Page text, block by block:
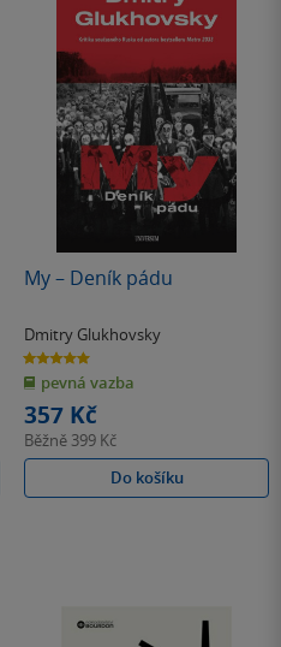
My – Deník pádu
Dmitry Glukhovsky
5.0
z
5
hvězdiček
pevná vazba
357 Kč
Běžně 399 Kč
Do košíku